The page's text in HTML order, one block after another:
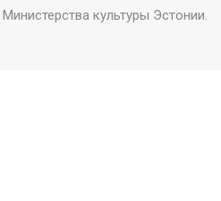
культуры Эстонии.